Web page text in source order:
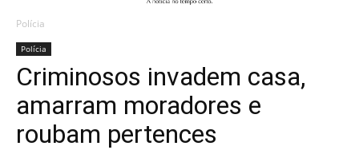
Polícia
Polícia
Criminosos invadem casa,
amarram moradores e
roubam pertences